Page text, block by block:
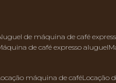
aluguel de máquina de café
máquina de café expresso aluguel
locação máquina de café locação